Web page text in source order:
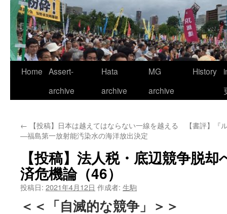
Home Assert-
archive
Hata
archive
MG
archive
History
← 【投稿】日本は越えてはならない一線を越える
―福島第一放射能汚染水の海洋放出決定
【書評】
【投稿】法人税・底辺競争脱
済危機論（46）
投稿日: 2021年4月12日 作成者: 生駒
＜＜「自滅的な競争」＞＞